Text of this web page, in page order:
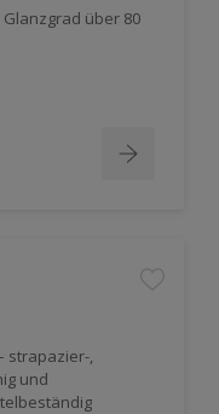
über 80
strapazier-,
und